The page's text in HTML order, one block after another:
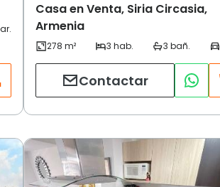
Casa en Venta, Siria Circasia,
Armenia
Contactar